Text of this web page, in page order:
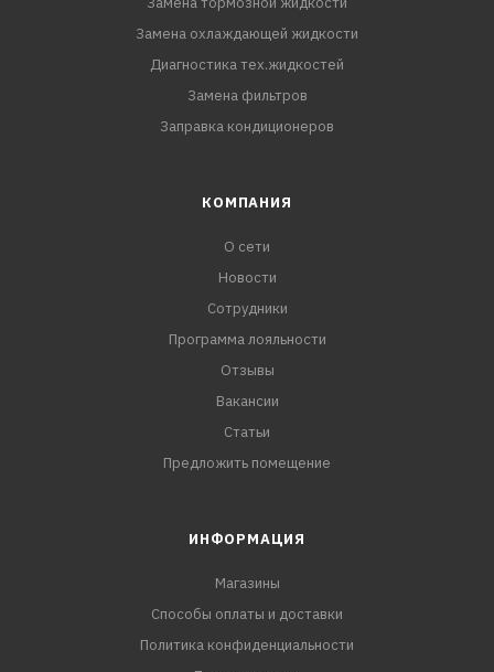
Замена охлаждающей жидкости
Диагностика тех.жидкостей
Замена фильтров
Заправка кондиционеров
КОМПАНИЯ
О сети
Новости
Сотрудники
Программа лояльности
Отзывы
Вакансии
Статьи
Предложить помещение
ИНФОРМАЦИЯ
Магазины
Способы оплаты и доставки
Политика конфиденциальности